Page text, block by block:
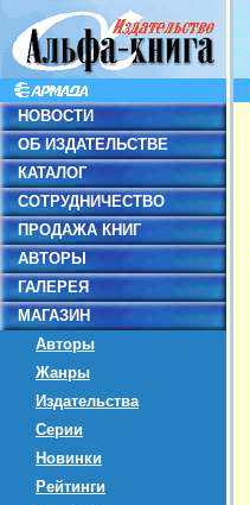
НОВОСТИ
ОБ ИЗДАТЕЛЬСТВЕ
КАТАЛОГ
СОТРУДНИЧЕСТВО
ПРОДАЖА КНИГ
АВТОРЫ
ГАЛЕРЕЯ
МАГАЗИН
Авторы
Жанры
Издательства
Серии
Новинки
Рейтинги